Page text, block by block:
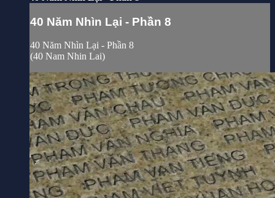
40 Năm Nhìn Lại - Phần 8
40 Năm Nhìn Lại - Phần 8
(40 Nam Nhin Lai)